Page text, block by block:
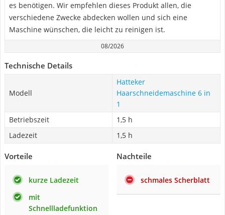
es benötigen. Wir empfehlen dieses Produkt allen, die
verschiedene Zwecke abdecken wollen und sich eine
Maschine wünschen, die leicht zu reinigen ist.
08/2026
Technische Details
Modell
Hatteker
Haarschneidemaschine 6 in
1
Betriebszeit
1,5 h
Ladezeit
1,5 h
Vorteile
kurze Ladezeit
mit
Schnellladefunktion
Nachteile
schmales Scherblatt